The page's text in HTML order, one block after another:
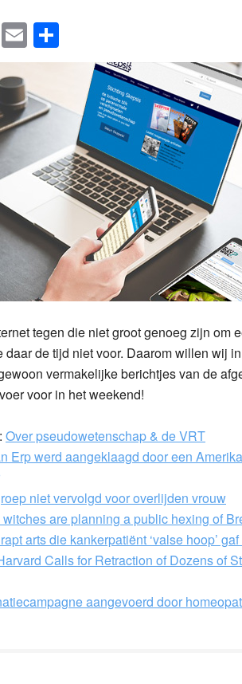
LinkedIn
Email
tegen die niet groot genoeg zijn om
de tijd niet voor. Daarom willen wij
vermakelijke berichtjes van de
voor in het weekend!
: Over pseudowetenschap & de VRT
Erp werd aangeklaagd door een
niet vervolgd voor overlijden vrouw
are planning a public hexing of
arts die kankerpatiënt ‘valse hoop’
Calls for Retraction of Dozens of
aangevoerd door